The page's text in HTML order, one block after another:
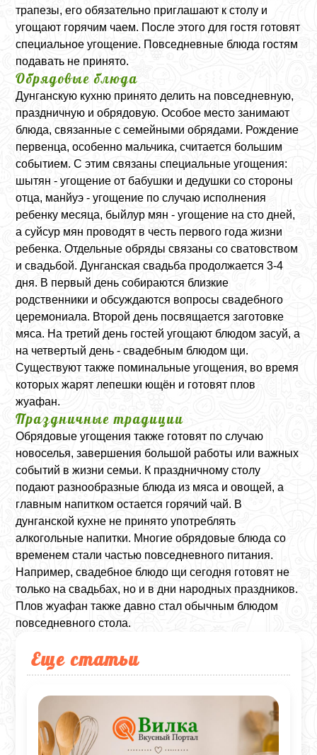
трапезы, его обязательно приглашают к столу и
угощают горячим чаем. После этого для гостя готовят
специальное угощение. Повседневные блюда гостям
подавать не принято.
Обрядовые блюда
Дунганскую кухню принято делить на повседневную,
праздничную и обрядовую. Особое место занимают
блюда, связанные с семейными обрядами. Рождение
первенца, особенно мальчика, считается большим
событием. С этим связаны специальные угощения:
шытян - угощение от бабушки и дедушки со стороны
отца, манйуэ - угощение по случаю исполнения
ребенку месяца, быйлур мян - угощение на сто дней,
а суйсур мян проводят в честь первого года жизни
ребенка. Отдельные обряды связаны со сватовством
и свадьбой. Дунганская свадьба продолжается 3-4
дня. В первый день собираются близкие
родственники и обсуждаются вопросы свадебного
церемониала. Второй день посвящается заготовке
мяса. На третий день гостей угощают блюдом засуй, а
на четвертый день - свадебным блюдом щи.
Существуют также поминальные угощения, во время
которых жарят лепешки ющён и готовят плов
жуафан.
Праздничные традиции
Обрядовые угощения также готовят по случаю
новоселья, завершения большой работы или важных
событий в жизни семьи. К праздничному столу
подают разнообразные блюда из мяса и овощей, а
главным напитком остается горячий чай. В
дунганской кухне не принято употреблять
алкогольные напитки. Многие обрядовые блюда со
временем стали частью повседневного питания.
Например, свадебное блюдо щи сегодня готовят не
только на свадьбах, но и в дни народных праздников.
Плов жуафан также давно стал обычным блюдом
повседневного стола.
Еще статьи